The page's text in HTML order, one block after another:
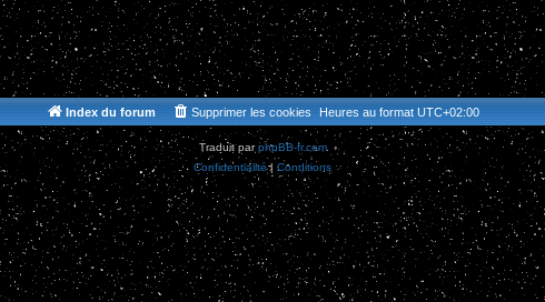
Index du forum Heures au format UTC+02:00
Supprimer les cookies
Traduit parphpBB-fr.com
Confidentialité| Conditions